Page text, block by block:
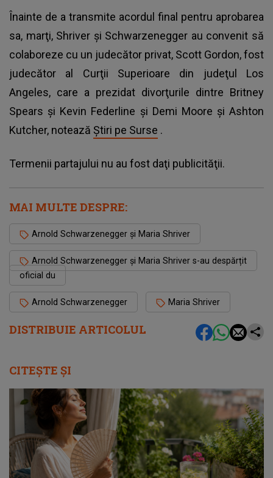
DISTRIBUIE ARTICOLUL
Înainte de a transmite acordul final pentru aprobarea
sa, marţi, Shriver şi Schwarzenegger au convenit să
colaboreze cu un judecător privat, Scott Gordon, fost
judecător al Curţii Superioare din judeţul Los
Angeles, care a prezidat divorţurile dintre Britney
Spears şi Kevin Federline şi Demi Moore şi Ashton
Kutcher, notează Știri pe Surse .
Termenii partajului nu au fost daţi publicităţii.
MAI MULTE DESPRE:
Arnold Schwarzenegger și Maria Shriver
Arnold Schwarzenegger și Maria Shriver s-au despărțit
oficial du
Arnold Schwarzenegger Maria Shriver
CITEȘTE ȘI